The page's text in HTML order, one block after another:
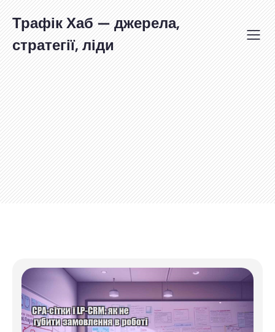
вмісту
Трафік Хаб — джерела,
стратегії, ліди